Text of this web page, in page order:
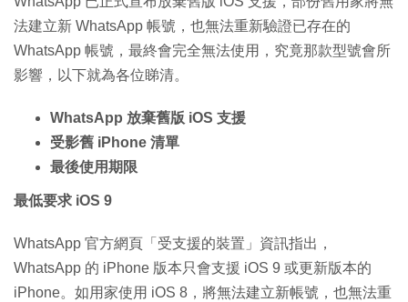
法建立新 WhatsApp 帳號，也無法重新驗證已存在的
WhatsApp 帳號，最終會完全無法使用，究竟那款型號會所
影響，以下就為各位睇清。
WhatsApp 放棄舊版 iOS 支援
受影舊 iPhone 清單
最後使用期限
最低要求 iOS 9
WhatsApp 官方網頁「受支援的裝置」資訊指出，
WhatsApp 的 iPhone 版本只會支援 iOS 9 或更新版本的
iPhone。如用家使用 iOS 8，將無法建立新帳號，也無法重